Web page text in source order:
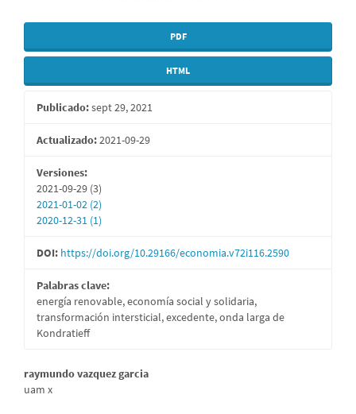
PDF
HTML
Publicado:sept 29, 2021
Actualizado:2021-09-29
Versiones:
2021-09-29 (3)
2021-01-02 (2)
2020-12-31 (1)
DOI: https://doi.org/10.29166/economia.v72i116.2590
Palabras clave:
energía renovable, economía social y solidaria,
transformación intersticial, excedente, onda larga de
Kondratieff
Contenido
raymundo vazquez garcia
uam x